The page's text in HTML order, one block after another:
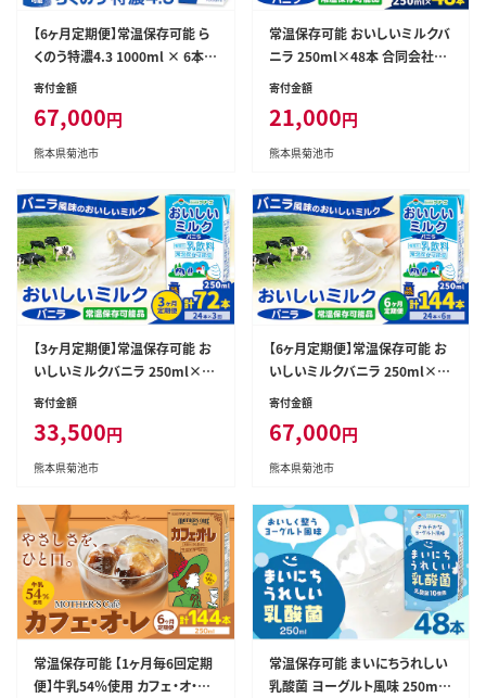
【6ヶ月定期便】常温保存可能 ら
くのう特濃4.3 1000ml × 6本
計36本 合同会社たべたせいか
本県 菊池市 紙パック 牛乳 特濃
飲料 らくのうマザーズ 乳飲料
長期保存 熊本県産---0016-303
2---
寄付金額
67,000円
熊本県菊池市
常温保存可能 おいしいミルクバ
ニラ 250ml×48本 合同会社た
べたせいか《30日以内に出荷予
牛乳 乳果オリゴ糖 バニラ風味
乳飲料 おやつ ジュース ドリンク
--0016-3126---
寄付金額
21,000円
熊本県菊池市
【3ヶ月定期便】常温保存可能 お
いしいミルクバニラ 250ml×2
4本 計72本 合同会社たべたせい
熊本県 菊池市 牛乳 乳果オリゴ
糖 バニラ風味 乳飲料 おやつ ジ
県産 国産 九州---0016-3128---
寄付金額
33,500円
熊本県菊池市
【6ヶ月定期便】常温保存可能 お
いしいミルクバニラ 250ml×2
4本 計72本 合同会社たべたせい
熊本県 菊池市 牛乳 乳果オリゴ
糖 バニラ風味 乳飲料 おやつ ジ
県産 国産 九州---0016-3131---
寄付金額
67,000円
熊本県菊池市
常温保存可能 【1ヶ月毎6回定期
便】牛乳54％使用 カフェ・オ・レ
常温保存可能 まいにちうれしい
乳酸菌 ヨーグルト風味 250ml